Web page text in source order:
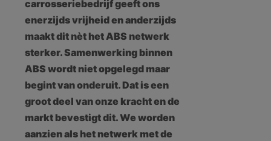
carrosseriebedrijf geeft ons
enerzijds vrijheid en anderzijds
maakt dit nèt het ABS netwerk
sterker. Samenwerking binnen
ABS wordt niet opgelegd maar
begint van onderuit. Dat is een
groot deel van onze kracht en de
markt bevestigt dit. We worden
aanzien als het netwerk met de